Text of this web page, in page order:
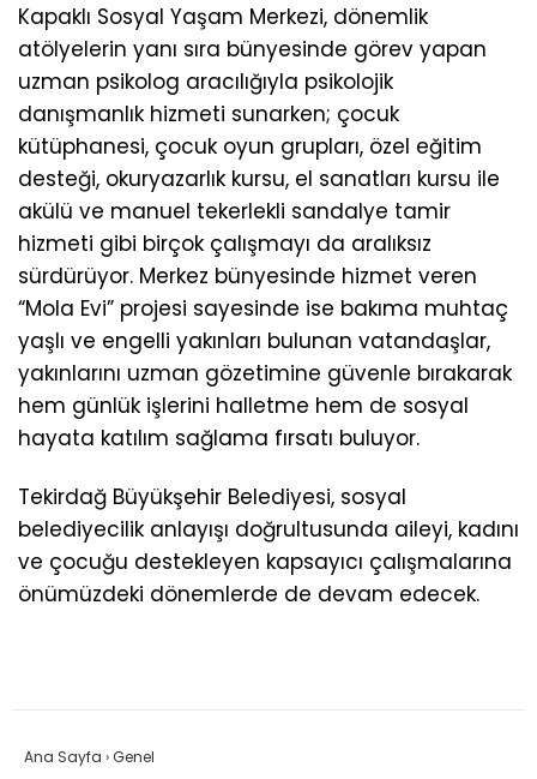
Kapaklı Sosyal Yaşam Merkezi, dönemlik
atölyelerin yanı sıra bünyesinde görev yapan
uzman psikolog aracılığıyla psikolojik
danışmanlık hizmeti sunarken; çocuk
kütüphanesi, çocuk oyun grupları, özel eğitim
desteği, okuryazarlık kursu, el sanatları kursu ile
akülü ve manuel tekerlekli sandalye tamir
hizmeti gibi birçok çalışmayı da aralıksız
sürdürüyor. Merkez bünyesinde hizmet veren
“Mola Evi” projesi sayesinde ise bakıma muhtaç
yaşlı ve engelli yakınları bulunan vatandaşlar,
yakınlarını uzman gözetimine güvenle bırakarak
hem günlük işlerini halletme hem de sosyal
hayata katılım sağlama fırsatı buluyor.
Tekirdağ Büyükşehir Belediyesi, sosyal
belediyecilik anlayışı doğrultusunda aileyi, kadını
ve çocuğu destekleyen kapsayıcı çalışmalarına
önümüzdeki dönemlerde de devam edecek.
Ana Sayfa ›Genel